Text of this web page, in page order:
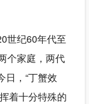
世纪60年代至
个家庭，两代
日，“丁蟹效
着十分特殊的